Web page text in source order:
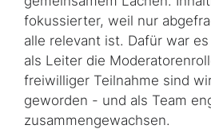
fokussierter, weil nur
alle relevant ist. Dafür war
als Leiter die
freiwilliger Teilnahme sind
geworden - und als Team
zusammengewachsen.